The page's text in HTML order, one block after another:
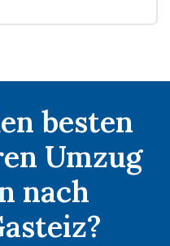
besten
Umzug
nach